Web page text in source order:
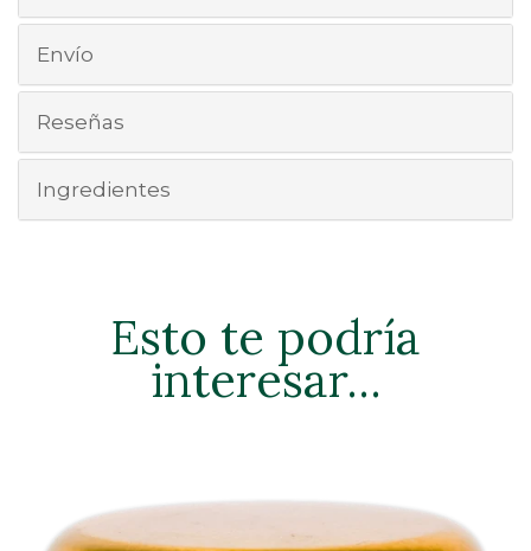
Envío
Reseñas
Ingredientes
Esto te podría
interesar...